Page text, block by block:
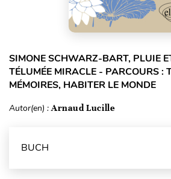
SIMONE SCHWARZ-BART, PLUIE
TÉLUMÉE MIRACLE - PARCOURS :
MÉMOIRES, HABITER LE MONDE
Autor(en) :Arnaud Lucille
BUCH